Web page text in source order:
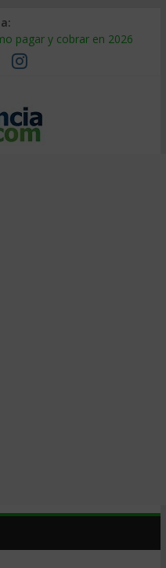
pagar y cobrar en 2026
qué sale tan caro
auditarla a tiempo
suministro: qué hacer
segmentarlo y venderle